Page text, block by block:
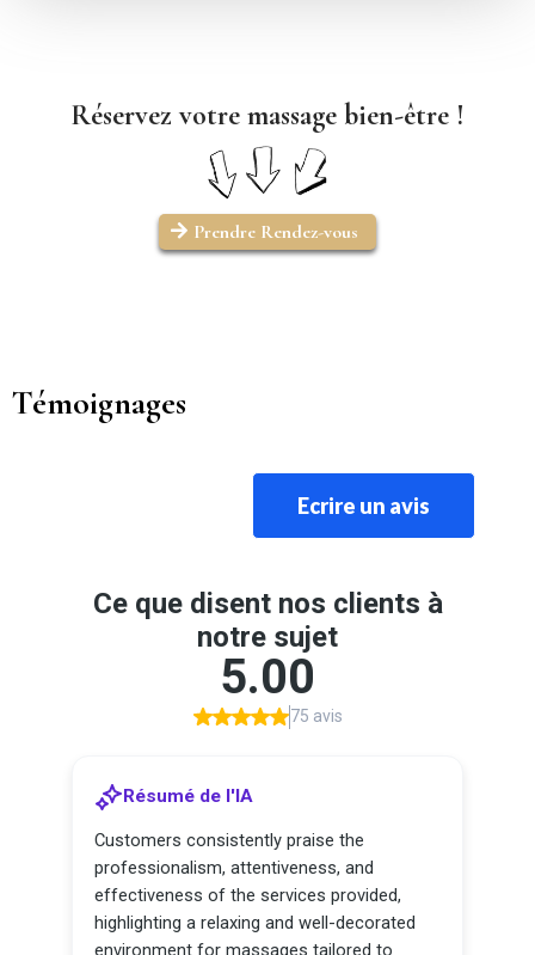
Réservez votre massage bien-être !
Prendre Rendez-vous
Témoignages
Ecrire un avis